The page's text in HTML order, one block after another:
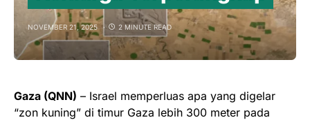
NOVEMBER 21, 2025 2 MINUTE READ
Gaza (QNN) – Israel memperluas apa yang digelar
“zon kuning” di timur Gaza lebih 300 meter pada